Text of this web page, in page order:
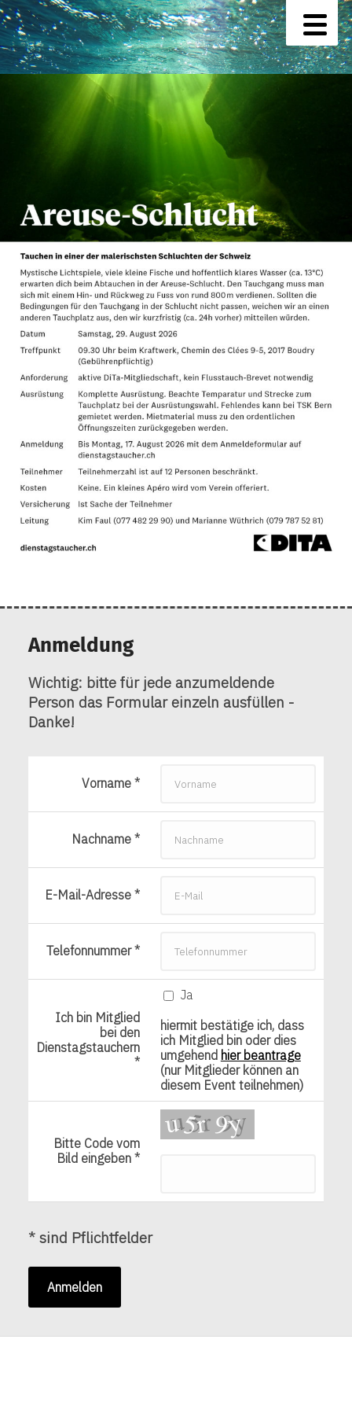
Anmeldung
Wichtig: bitte für jede anzumeldende
Person das Formular einzeln ausfüllen -
Danke!
Vorname *
Nachname *
E-Mail-Adresse *
Telefonnummer *
Ich bin Mitglied
bei den
Dienstagstauchern
*
Ja
hiermit bestätige ich, dass
ich Mitglied bin oder dies
umgehend hier beantrage
(nur Mitglieder können an
diesem Event teilnehmen)
Bitte Code vom
Bild eingeben *
* sind Pflichtfelder